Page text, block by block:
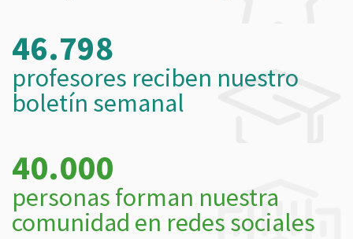
46.798
profesores reciben nuestro
boletín semanal
40.000
personas forman nuestra
comunidad en redes sociales